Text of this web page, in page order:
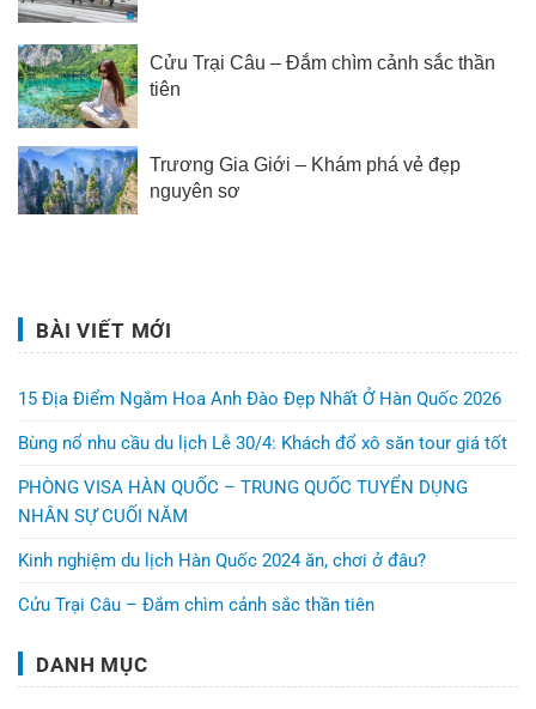
Cửu Trại Câu – Đắm chìm cảnh sắc thần
tiên
Trương Gia Giới – Khám phá vẻ đẹp
nguyên sơ
BÀI VIẾT MỚI
15 Địa Điểm Ngắm Hoa Anh Đào Đẹp Nhất Ở Hàn Quốc 2026
Bùng nổ nhu cầu du lịch Lễ 30/4: Khách đổ xô săn tour giá tốt
PHÒNG VISA HÀN QUỐC – TRUNG QUỐC TUYỂN DỤNG
NHÂN SỰ CUỐI NĂM
Kinh nghiệm du lịch Hàn Quốc 2024 ăn, chơi ở đâu?
Cửu Trại Câu – Đắm chìm cảnh sắc thần tiên
DANH MỤC